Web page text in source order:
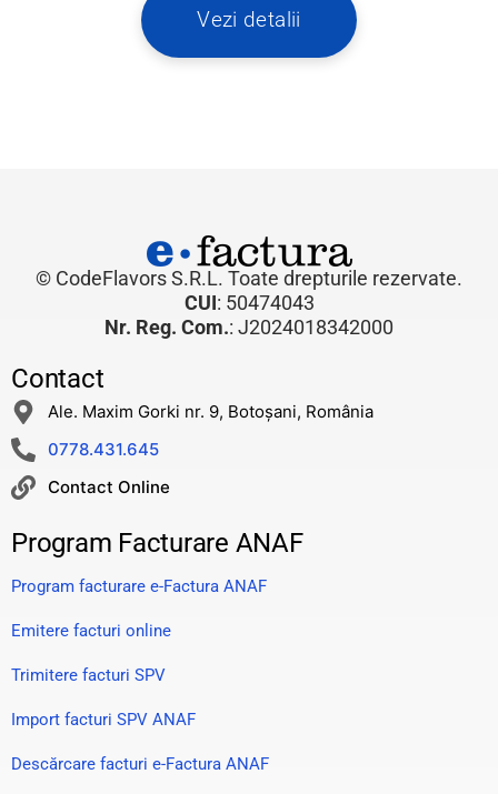
Vezi detalii
© CodeFlavors S.R.L. Toate drepturile rezervate.
CUI: 50474043
Nr. Reg. Com.: J2024018342000
Contact
Ale. Maxim Gorki nr. 9, Botoșani, România
0778.431.645
Contact Online
Program Facturare ANAF
Program facturare e-Factura ANAF
Emitere facturi online
Trimitere facturi SPV
Import facturi SPV ANAF
Descărcare facturi e-Factura ANAF